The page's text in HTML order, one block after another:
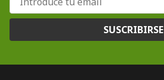
SUSCRIBIRSE